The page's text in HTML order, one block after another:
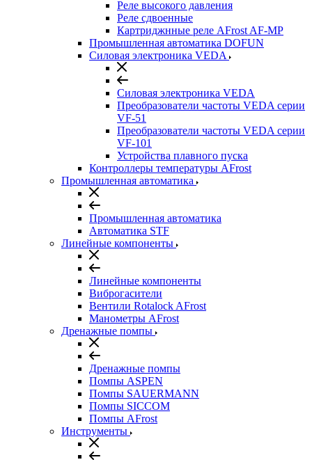
Реле высокого давления
Реле сдвоенные
Картриджнные реле AFrost AF-MP
Промышленная автоматика DOFUN
Силовая электроника VEDA
Силовая электроника VEDA
Преобразователи частоты VEDA серии
VF-51
Преобразователи частоты VEDA серии
VF-101
Устройства плавного пуска
Контроллеры температуры AFrost
Промышленная автоматика
Промышленная автоматика
Автоматика STF
Линейные компоненты
Линейные компоненты
Виброгасители
Вентили Rotalock AFrost
Манометры AFrost
Дренажные помпы
Дренажные помпы
Помпы ASPEN
Помпы SAUERMANN
Помпы SICCOM
Помпы AFrost
Инструменты